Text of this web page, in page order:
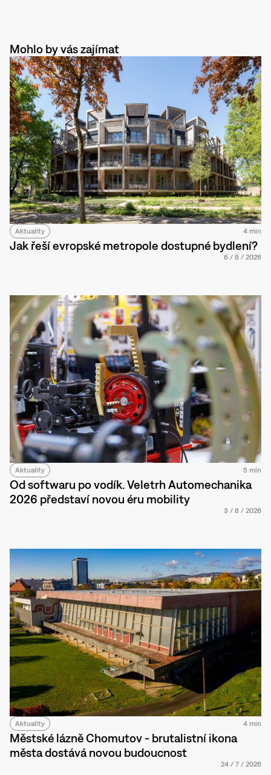
Mohlo by vás zajímat
Aktuality 4 min
Jak řeší evropské metropole dostupné bydlení?
6 / 8 / 2026
Aktuality 5 min
Od softwaru po vodík. Veletrh Automechanika
2026 představí novou éru mobility
3 / 8 / 2026
Aktuality 4 min
Městské lázně Chomutov - brutalistní ikona
města dostává novou budoucnost
24 / 7 / 2026